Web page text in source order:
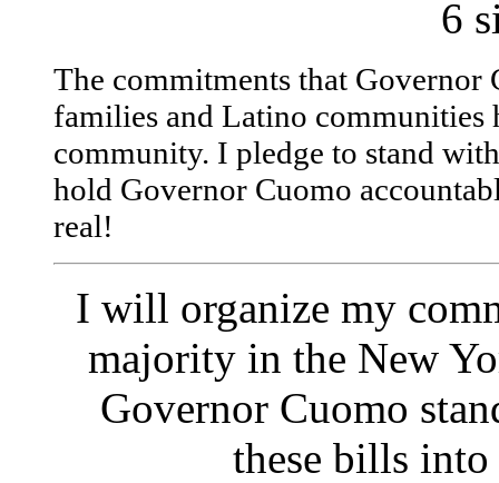
6
The commitments that Governor
families and Latino communities
community. I pledge to stand
hold Governor Cuomo
real!
I will organize my
majority in the New
Governor Cuomo
these bills